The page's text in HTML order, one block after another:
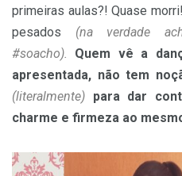
primeiras aulas?! Quase
pesados (na verdade
#soacho). Quem vê a
apresentada, não tem
(literalmente) para dar
charme e firmeza ao